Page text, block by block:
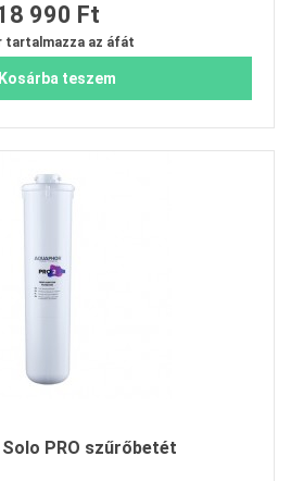
990 Ft
tartalmazza az áfát
teszem
PRO szűrőbetét